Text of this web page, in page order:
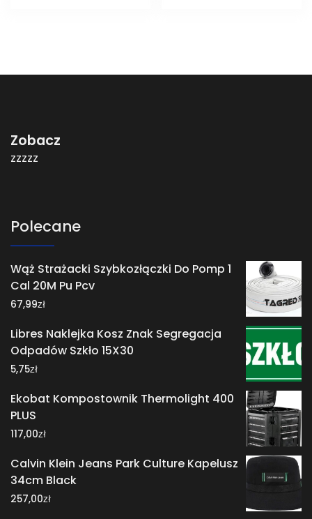
Zobacz
zzzzz
Polecane
Wąż Strażacki Szybkozłączki Do Pomp 1
Cal 20M Pu Pcv
67,99zł
Libres Naklejka Kosz Znak Segregacja
Odpadów Szkło 15X30
5,75zł
Ekobat Kompostownik Thermolight 400
PLUS
117,00zł
Calvin Klein Jeans Park Culture Kapelusz
34cm Black
257,00zł